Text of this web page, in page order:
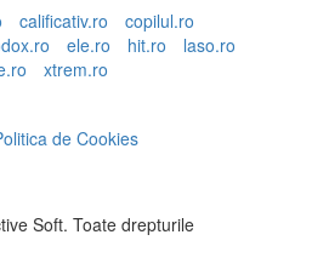
calificativ.ro
copilul.ro
ele.ro hit.ro
laso.ro
xtrem.ro
de Cookies
Soft. Toate drepturile